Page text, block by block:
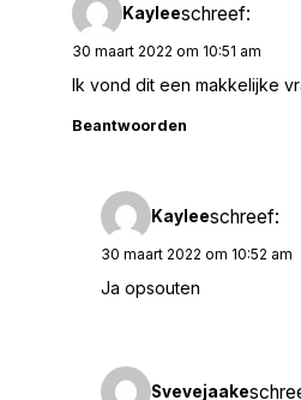
Kayleeschreef:
30 maart 2022 om 10:51 am
Ik vond dit een makkelijke
Beantwoorden
Kayleeschreef:
30 maart 2022 om 10:52 am
Ja opsouten
Svevejaake